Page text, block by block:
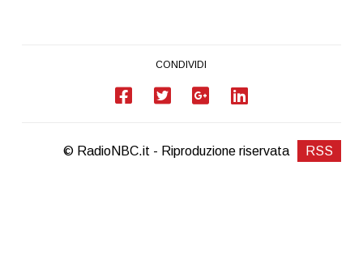
CONDIVIDI
© RadioNBC.it - Riproduzione riservata RSS